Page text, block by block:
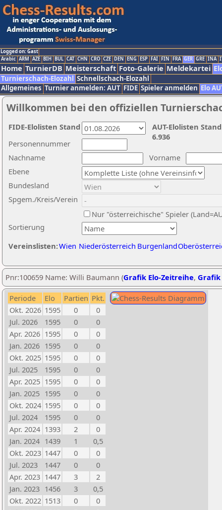
Logged on: Gast
Arabic ARM AZE BIH BUL CAT CHN CRO CZE DEN ENG ESP FAI FIN FRA GER GRE INA
Home TurnierDB Meisterschaft Foto-Galerie Meldekartei
Turnierschach-Elozahl Schnellschach-Elozahl
Allgemeines Turnier anmelden: AUT FIDE Spieler anmelden Elo
Willkommen bei den offiziellen
Nachname
Vorname
Ebene
Sortierung
Personennummer
Bundesland
Spgem./Kreis/Verein
Nur "österreichische" Spieler
Vereinslisten:Wien Niederösterreich Burgenland
AUT-Elolisten
6.936
FIDE-Elolisten Stand
Pnr:100659 Name: Willi Baumann (Grafik Elo-Zeitreihe, Grafik
Periode Elo Partien Pkt.
Okt. 2026 1595 0
0
Jul. 2026
1595 0
0
Apr. 2026 1595 0
0
Jan. 2026 1595 0
0
Okt. 2025 1595 0
0
Jul. 2025
1595 0
0
Apr. 2025 1595 0
0
Jan. 2025 1595 0
0
Okt. 2024 1595 0
0
Jul. 2024
1595 0
0
Apr. 2024 1393 2
0
Jan. 2024 1439 1
0,5
Okt. 2023 1447 0
0
Jul. 2023
1447 0
0
Apr. 2023 1447 3
2
Jan. 2023 1456 3
0,5
Okt. 2022 1513 0
0